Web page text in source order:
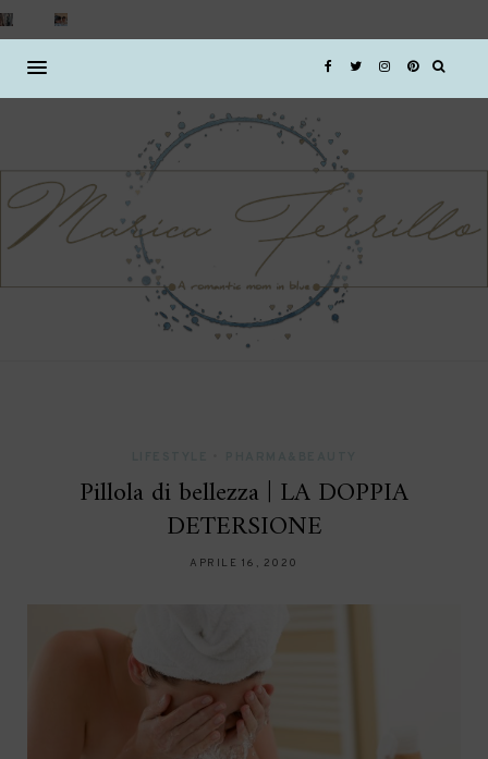
Pillola di bellezza | LA DOPPIA
DETERSIONE
APRILE 16, 2020